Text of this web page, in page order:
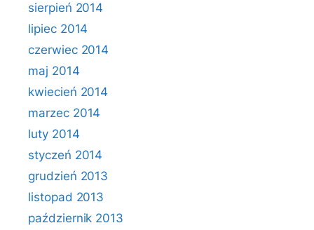
sierpień 2014
lipiec 2014
czerwiec 2014
maj 2014
kwiecień 2014
marzec 2014
luty 2014
styczeń 2014
grudzień 2013
listopad 2013
październik 2013